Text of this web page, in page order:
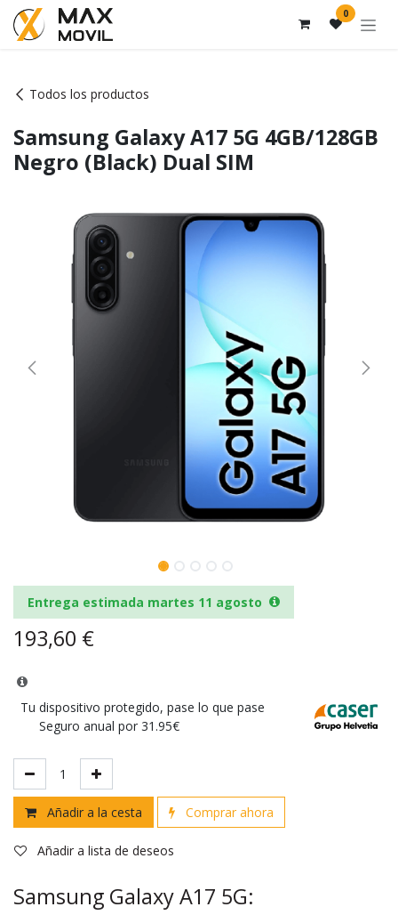
Ir al contenido 0
Todos los productos
Samsung Galaxy A17 5G 4GB/128GB
Negro (Black) Dual SIM
Entrega estimada martes 11 agosto
193,60 €
Tu dispositivo protegido, pase lo que pase
Seguro anual por 31.95€
Añadir a la cesta Comprar ahora
Añadir a lista de deseos
Samsung Galaxy A17 5G: